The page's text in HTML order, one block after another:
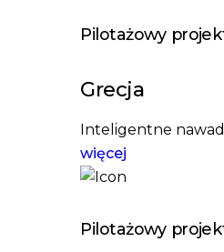
Pilotażowy
Grecja
Inteligentne
więcej
Pilotażowy